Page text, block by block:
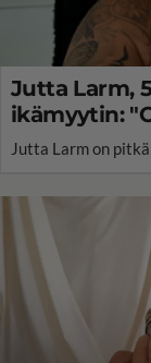
Jutta Larm,
ikämyytin:
Jutta Larm on